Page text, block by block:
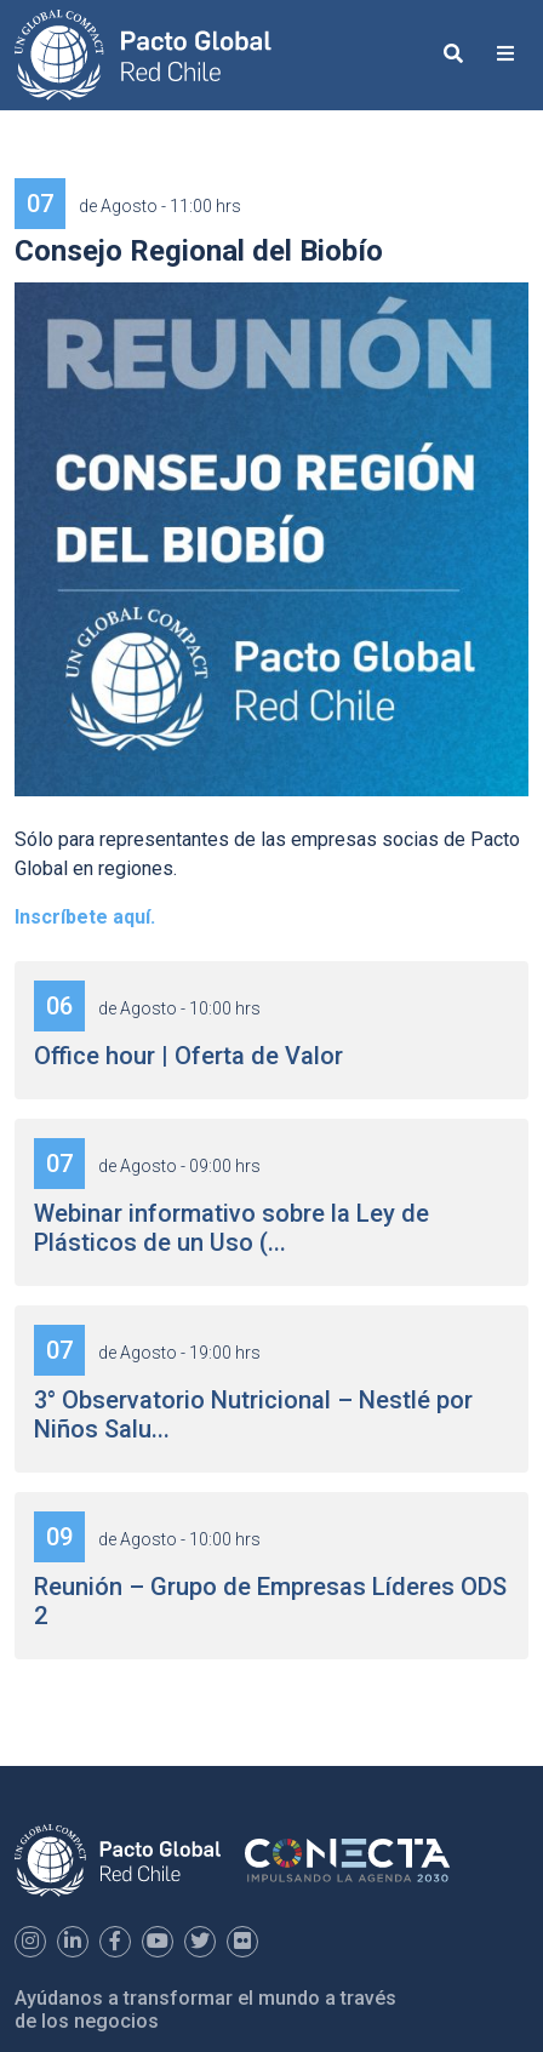
Search
07 de Agosto - 11:00 hrs
Consejo Regional del Biobío
Sólo para representantes de las empresas socias de Pacto
Global en regiones.
Inscríbete aquí.
06 de Agosto - 10:00 hrs
Office hour | Oferta de Valor
07 de Agosto - 09:00 hrs
Webinar informativo sobre la Ley de
Plásticos de un Uso (...
07 de Agosto - 19:00 hrs
3° Observatorio Nutricional – Nestlé por
Niños Salu...
09 de Agosto - 10:00 hrs
Reunión – Grupo de Empresas Líderes ODS
2
Ayúdanos a transformar el mundo a través
de los negocios